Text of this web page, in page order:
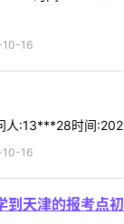
10-16
人:13***28时间
10-16
到天津的报考点